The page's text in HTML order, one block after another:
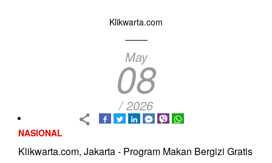
Klikwarta.com
May
08
/ 2026
NASIONAL
Klikwarta.com, Jakarta - Program Makan Bergizi Gratis